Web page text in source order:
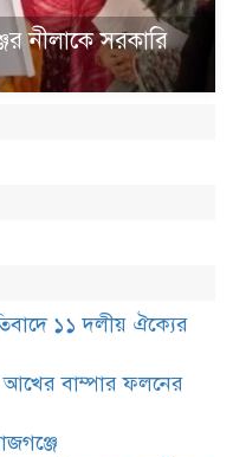
নীলাকে সরকারি
১১ দলীয় ঐক্যের
বাম্পার ফলনের